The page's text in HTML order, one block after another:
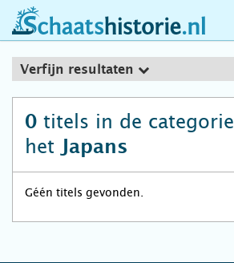
schaatshistorie.nl
Verfijn resultaten
0 titels in de categorie
het Japans
Géén titels gevonden.